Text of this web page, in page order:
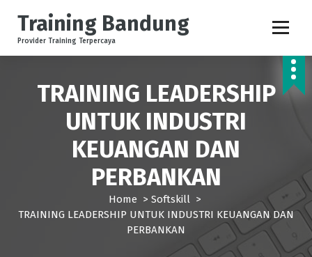
Training Bandung
Provider Training Terpercaya
TRAINING LEADERSHIP
UNTUK INDUSTRI
KEUANGAN DAN
PERBANKAN
Home > Softskill>
TRAINING LEADERSHIP UNTUK INDUSTRI KEUANGAN DAN
PERBANKAN